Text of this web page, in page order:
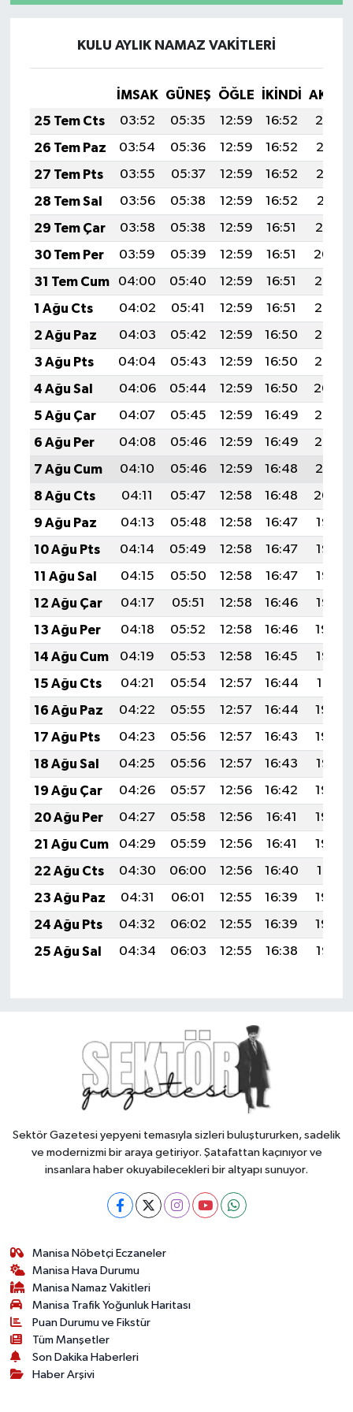
KULU AYLIK NAMAZ VAKITLERI
İMSAK GÜNEŞ ÖĞLE İKINDI
25 Tem Cts
03:52 05:35 12:59 16:52
20:14
26 Tem Paz
03:54 05:36 12:59 16:52
20:13
27 Tem Pts
03:55 05:37 12:59 16:52
20:12
28 Tem Sal
03:56 05:38 12:59 16:52
20:11
29 Tem Çar
03:58 05:38 12:59 16:51
20:10
30 Tem Per
03:59 05:39 12:59 16:51
20:09
31 Tem Cum
04:00 05:40 12:59 16:51
20:08
1 Ağu Cts
04:02 05:41 12:59 16:51
20:07
2 Ağu Paz
04:03 05:42 12:59 16:50
20:06
3 Ağu Pts
04:04 05:43 12:59 16:50
20:05
4 Ağu Sal
04:06 05:44 12:59 16:50
20:04
5 Ağu Çar
04:07 05:45 12:59 16:49
20:03
6 Ağu Per
04:08 05:46 12:59 16:49
20:02
7 Ağu Cum
04:10 05:46 12:59 16:48
20:01
8 Ağu Cts
04:11 05:47 12:58 16:48
20:00
9 Ağu Paz
04:13 05:48 12:58 16:47
19:58
10 Ağu Pts
04:14 05:49 12:58 16:47
19:57
11 Ağu Sal
04:15 05:50 12:58 16:47
19:56
12 Ağu Çar
04:17 05:51 12:58 16:46
19:55
13 Ağu Per
04:18 05:52 12:58 16:46
19:54
14 Ağu Cum
04:19 05:53 12:58 16:45
19:52
15 Ağu Cts
04:21 05:54 12:57 16:44
19:51
16 Ağu Paz
04:22 05:55 12:57 16:44
19:50
17 Ağu Pts
04:23 05:56 12:57 16:43
19:48
18 Ağu Sal
04:25 05:56 12:57 16:43
19:47
19 Ağu Çar
04:26 05:57 12:56 16:42
19:46
20 Ağu Per
04:27 05:58 12:56 16:41
19:44
21 Ağu Cum
04:29 05:59 12:56 16:41
19:43
22 Ağu Cts
04:30 06:00 12:56 16:40
19:41
23 Ağu Paz
04:31 06:01 12:55 16:39
19:40
24 Ağu Pts
04:32 06:02 12:55 16:39
19:39
25 Ağu Sal
04:34 06:03 12:55 16:38 19:37
Sektör Gazetesi yepyeni temasıyla sizleri buluştururken, sadelik
ve modernizmi bir araya getiriyor. Şatafattan kaçınıyor ve
insanlara haber okuyabilecekleri bir altyapı sunuyor.
Manisa Nöbetçi Eczaneler
Manisa Hava Durumu
Manisa Namaz Vakitleri
Manisa Trafik Yoğunluk Haritası
Puan Durumu ve Fikstür
Tüm Manşetler
Son Dakika Haberleri
Haber Arşivi